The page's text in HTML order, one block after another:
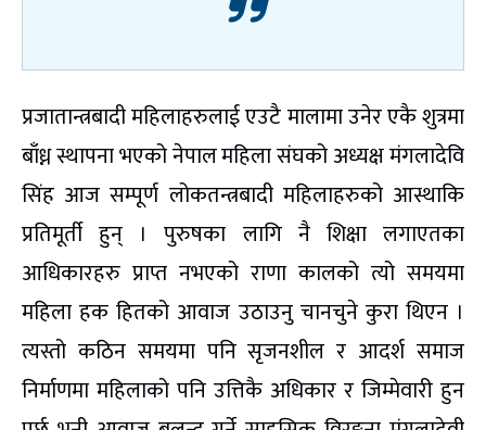
प्रजातान्त्रबादी महिलाहरुलाई एउटै मालामा उनेर एकै शुत्रमा
बाँध्न स्थापना भएको नेपाल महिला संघको अध्यक्ष मंगलादेवि
सिंह आज सम्पूर्ण लोकतन्त्रबादी महिलाहरुको आस्थाकि
प्रतिमूर्ती हुन् । पुरुषका लागि नै शिक्षा लगाएतका
आधिकारहरु प्राप्त नभएको राणा कालको त्यो समयमा
महिला हक हितको आवाज उठाउनु चानचुने कुरा थिएन ।
त्यस्तो कठिन समयमा पनि सृजनशील र आदर्श समाज
निर्माणमा महिलाको पनि उत्तिकै अधिकार र जिम्मेवारी हुन